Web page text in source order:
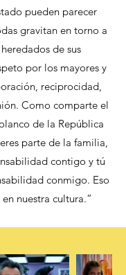
pueden parecer
gravitan en torno a
de sus
por los mayores y
reciprocidad,
Como comparte el
de la República
parte de la familia,
contigo y tú
conmigo. Eso
nuestra cultura.”